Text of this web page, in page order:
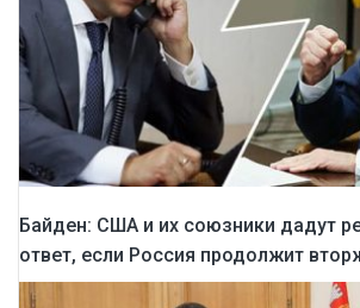
Байден: США и их союзники дадут
ответ, если Россия продолжит